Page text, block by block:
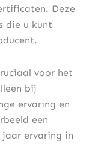
Deze
die u kunt
voor het
bij
ervaring en
een
ervaring in